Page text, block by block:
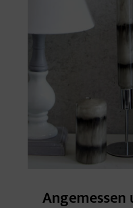
Angemessen